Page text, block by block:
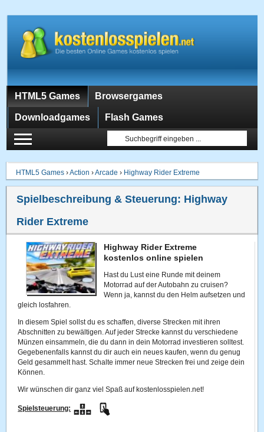
HTML5 Games Browsergames
Downloadgames Flash Games
HTML5 Games ›Action ›Arcade › Highway Rider Extreme
Spielbeschreibung & Steuerung: Highway
Rider Extreme
Highway Rider Extreme
kostenlos online spielen
Hast du Lust eine Runde mit deinem
Motorrad auf der Autobahn zu cruisen?
Wenn ja, kannst du den Helm aufsetzen und
gleich losfahren.
In diesem Spiel sollst du es schaffen, diverse Strecken mit ihren
Abschnitten zu bewältigen. Auf jeder Strecke kannst du verschiedene
Münzen einsammeln, die du dann in dein Motorrad investieren solltest.
Gegebenenfalls kannst du dir auch ein neues kaufen, wenn du genug
Geld gesammelt hast. Schalte immer neue Strecken frei und zeige dein
Können.
Wir wünschen dir ganz viel Spaß auf kostenlosspielen.net!
Spielsteuerung: